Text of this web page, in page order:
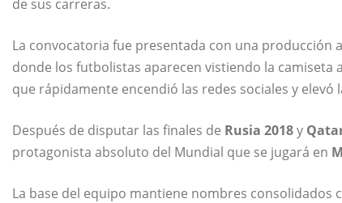
de sus carreras.
La convocatoria fue presentada con una producción
donde los futbolistas aparecen vistiendo la camiseta
que rápidamente encendió las redes sociales y elevó
Después de disputar las finales de Rusia 2018y
protagonista absoluto del Mundial que se jugará en
La base del equipo mantiene nombres consolidados